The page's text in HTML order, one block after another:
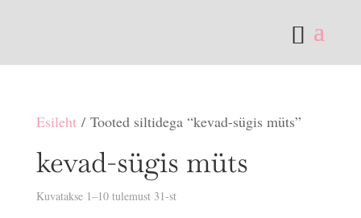
Esileht/ Tooted siltidega “kevad-sügis müts”
kevad-sügis müts
Kuvatakse 1–10 tulemust 31-stSorditud